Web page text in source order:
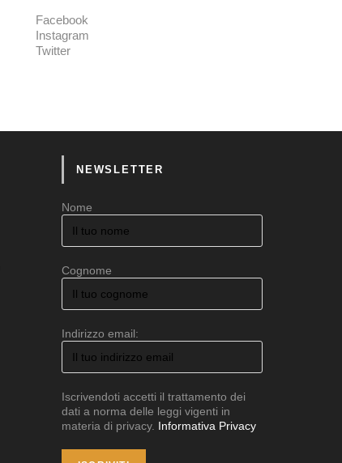
Facebook
Instagram
Twitter
NEWSLETTER
Nome
Cognome
Indirizzo email:
Iscrivendoti accetti il trattamento dei
dati a norma delle leggi vigenti in
materia di privacy. Informativa Privacy